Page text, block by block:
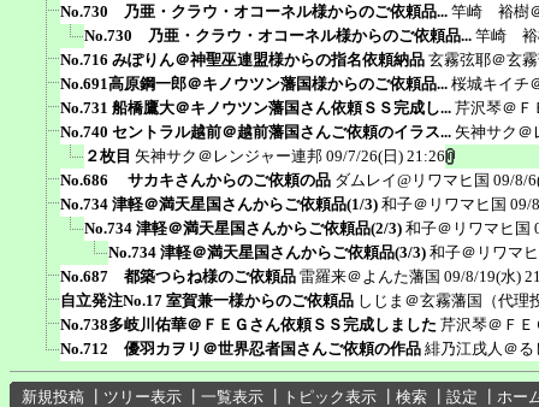
No.730 乃亜・クラウ・オコーネル様からのご依頼品... 竿崎 裕樹
No.730 乃亜・クラウ・オコーネル様からのご依頼品... 竿崎 裕
No.716 みぽりん＠神聖巫連盟様からの指名依頼納品 玄霧弦耶＠玄
No.691高原鋼一郎＠キノウツン藩国様からのご依頼品... 桜城キイチ
No.731 船橋鷹大＠キノウツン藩国さん依頼ＳＳ完成し... 芹沢琴＠Ｆ
No.740 セントラル越前＠越前藩国さんご依頼のイラス... 矢神サク＠
２枚目 矢神サク＠レンジャー連邦 09/7/26(日) 21:26
No.686 サカキさんからのご依頼の品 ダムレイ@リワマヒ国 09/8/
No.734 津軽＠満天星国さんからご依頼品(1/3) 和子＠リワマヒ国 09/
No.734 津軽＠満天星国さんからご依頼品(2/3) 和子＠リワマヒ国
No.734 津軽＠満天星国さんからご依頼品(3/3) 和子＠リワマ
No.687 都築つらね様のご依頼品 雷羅来＠よんた藩国 09/8/19(水)
自立発注No.17 室賀兼一様からのご依頼品 しじま＠玄霧藩国（代理
No.738多岐川佑華＠ＦＥＧさん依頼ＳＳ完成しました 芹沢琴＠ＦＥ
No.712 優羽カヲリ＠世界忍者国さんご依頼の作品 緋乃江戌人＠る
新規投稿 ツリー表示 一覧表示 トピック表示 検索 設定
ホー